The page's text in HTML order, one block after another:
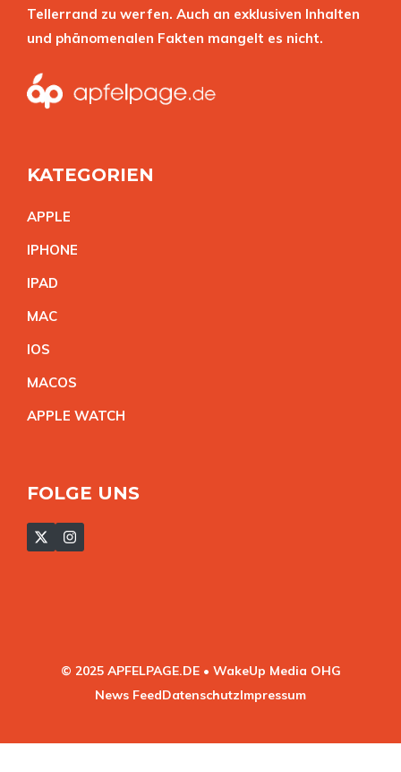
Tellerrand zu werfen. Auch an exklusiven Inhalten
und phänomenalen Fakten mangelt es nicht.
KATEGORIEN
APPLE
IPHONE
IPAD
MAC
IOS
MACOS
APPLE WATCH
FOLGE UNS
© 2025 APFELPAGE.DE • WakeUp Media OHG
News FeedDatenschutzImpressum